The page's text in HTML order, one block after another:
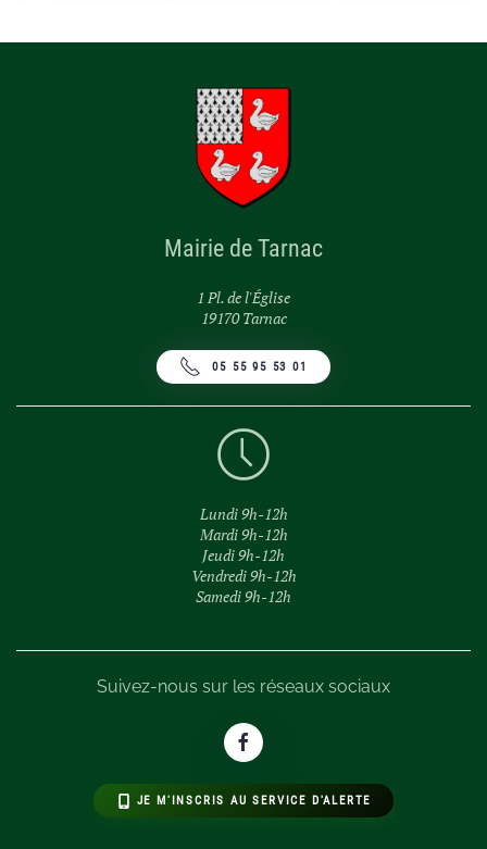
Mairie de Tarnac
1 Pl. de l'Église
19170 Tarnac
05 55 95 53 01
Lundi 9h-12h
Mardi 9h-12h
Jeudi 9h-12h
Vendredi 9h-12h
Samedi 9h-12h
Suivez-nous sur les réseaux sociaux
JE M'INSCRIS AU SERVICE D'ALERTE